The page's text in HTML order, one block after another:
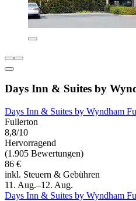
Days Inn & Suites by
Days Inn & Suites by Wyndham
Fullerton
8,8/10
Hervorragend
(1.905 Bewertungen)
86 €
inkl. Steuern & Gebühren
11. Aug.–12. Aug.
Days Inn & Suites by Wyndham